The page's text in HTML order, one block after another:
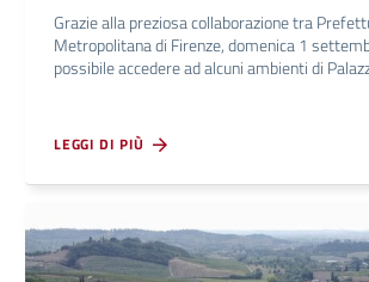
Grazie alla preziosa collaborazione tra
Metropolitana di Firenze, domenica 1
possibile accedere ad alcuni ambienti di
LEGGI DI PIÙ